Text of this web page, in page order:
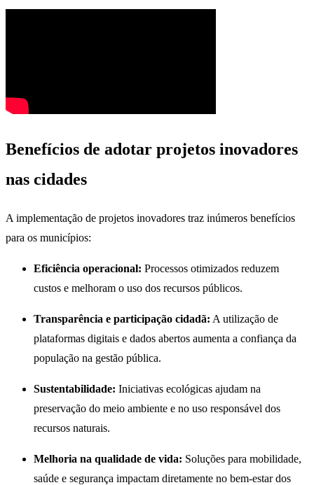
Benefícios de adotar projetos inovadores
nas cidades
A implementação de projetos inovadores traz inúmeros benefícios
para os municípios:
Eficiência operacional: Processos otimizados reduzem
custos e melhoram o uso dos recursos públicos.
Transparência e participação cidadã: A utilização de
plataformas digitais e dados abertos aumenta a confiança da
população na gestão pública.
Sustentabilidade: Iniciativas ecológicas ajudam na
preservação do meio ambiente e no uso responsável dos
recursos naturais.
Melhoria na qualidade de vida: Soluções para mobilidade,
saúde e segurança impactam diretamente no bem-estar dos